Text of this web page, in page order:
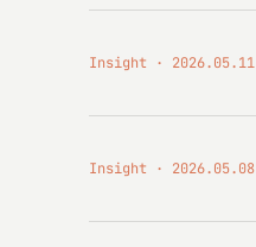
Insight 2026.05.11
Insight 2026.05.08